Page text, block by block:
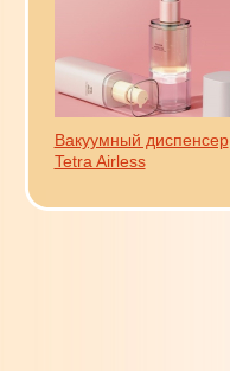
Вакуумный диспенсер
Tetra Airless